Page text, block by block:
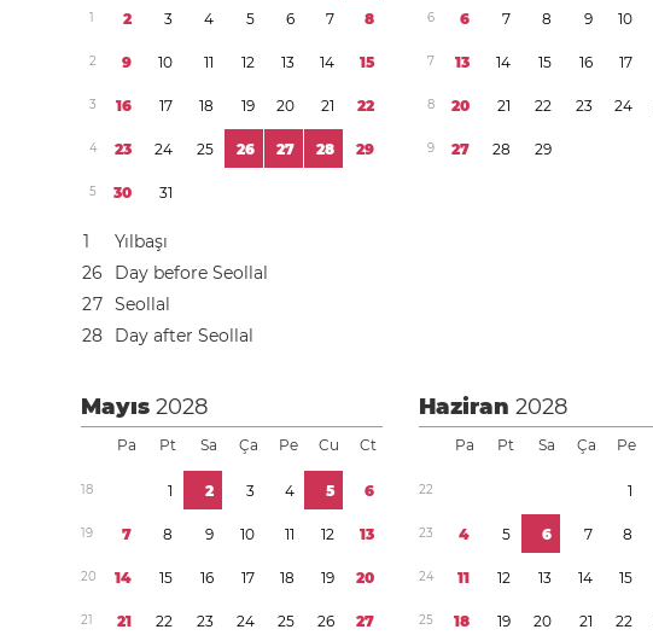
1 2 3 4 5 6 7 8
2 9 10 11 12 13 14 15
3 16 17 18 19 20 21 22
4 23 24 25 26 27 28 29
5 30 31
1
Yılbaşı
26
Day before Seollal
27 Seollal
28 Day after Seollal
6 6 7 8 9 10
7 13 14 15 16 17
8 20 21 22 23 24
9 27 28 29
Mayıs2028
Pa Pt Sa Ça Pe Cu Ct
18 1 2 3 4 5 6
19 7 8 9 10 11 12 13
20 14 15 16 17 18 19 20
21 21 22 23 24 25 26 27
Haziran2028
Pa Pt Sa Ça Pe
22 1
23 4 5 6 7 8
24 11 12 13 14 15
25 18 19 20 21 22